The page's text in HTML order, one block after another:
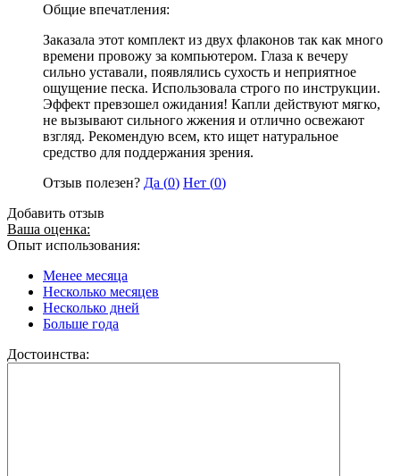
Общие впечатления:
Заказала этот комплект из двух флаконов так как много
времени провожу за компьютером. Глаза к вечеру
сильно уставали, появлялись сухость и неприятное
ощущение песка. Использовала строго по инструкции.
Эффект превзошел ожидания! Капли действуют мягко,
не вызывают сильного жжения и отлично освежают
взгляд. Рекомендую всем, кто ищет натуральное
средство для поддержания зрения.
Отзыв полезен? Да (0) Нет (0)
Добавить отзыв
Ваша оценка:
Опыт использования:
Менее месяца
Несколько месяцев
Несколько дней
Больше года
Достоинства: